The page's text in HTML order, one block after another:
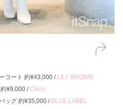
コート 約¥43,000 / LILY BROWN
¥9,000 /Chico
ッグ 約¥35,000 / BLUE LABEL